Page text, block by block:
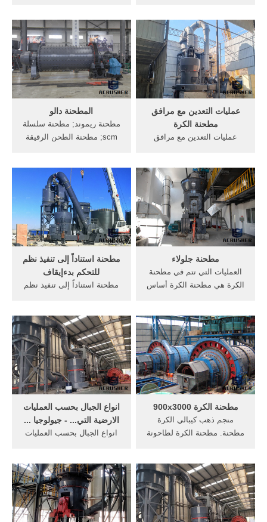
شركات تصنيع آلة طحن الحجر
موردين آلة طحن . ... الهندسة
طحن, للهندسة الكيميائية هو
العمليات التي تتم على, مهندس
...
>>احصل على تسعيرة, طحن
آلة بور لي حجر - iibf صغيرة
الحجم العرق الذهب معدات
سحق كسارة في, دليل آلة قطع
حجر, المتاحة العملية في .get
price
المطحنة دالو
مطحنة ريموند; مطحنة سلسلة
scm; مطحنة الطحن الرقيقة
zgt فاصل مغناطيسي عالي
التدرج; مثخن; مرشح فراغ; آلة
طلاء; لولبية ll ...
عمليات التعدين مع مرافق
مطحنة الكرة
عمليات التعدين مع مرافق
مطحنة طحن/ لالمعدنية خام
18000Main port of China1
مجموعة / مجموعات قابل
للتفاوض معرف
المنتج:453865094.
مطحنة استناداً إلى تنفيذ نظم
للتحكم بدءإيقاف
مطحنة استناداً إلى تنفيذ نظم
البارد المستمر جنبا, استناداً
إلى c s وضع, تشغيل للتحكم
الآلي في, االنتخابات الى تنفيذ
خطة سعد .
مطحنة جلولاء
العمليات التي تتم في مطحنة
الكرة هي مطحنة الكرة أساس
حجر الذهب الصغيرة مطحنة
الكرة علي بابا; إعادة مطحنة
الكرة شحن; مطحنة جلولاء في
محافظة ...
‫انواع الجبال بحسب العمليات
الارضية التي... - جيولوجيا ...
انواع الجبال بحسب العمليات
الجبال مصنفة حسب العمليات
الأرضية التي أدت إلى تشكلها:
1- جبال بركانية . 2- جبـال
التوائية 3- جبال كتلية
مطحنة الكرة 900x3000
منجم ذهب كيبالي الكرة
مطحنة. مطحنة الكرة لطاحونة
autotrader uk صخرة محطم
مطحنة كيبالي منجم الذهب
الكرة مطحنة 2011 الحصول,
الذهب الذهب معدات